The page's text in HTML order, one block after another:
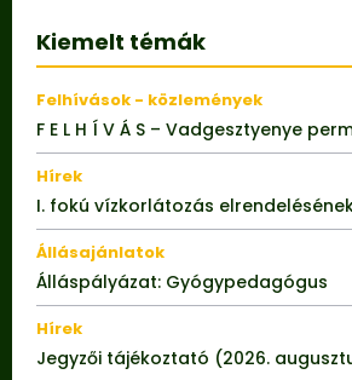
Kiemelt témák
Felhívások - közlemények
F E L H Í V Á S – Vadgesztyenye
Hírek
I. fokú vízkorlátozás
Állásajánlatok
Álláspályázat: Gyógypedagógus
Hírek
Jegyzői tájékoztató (2026.